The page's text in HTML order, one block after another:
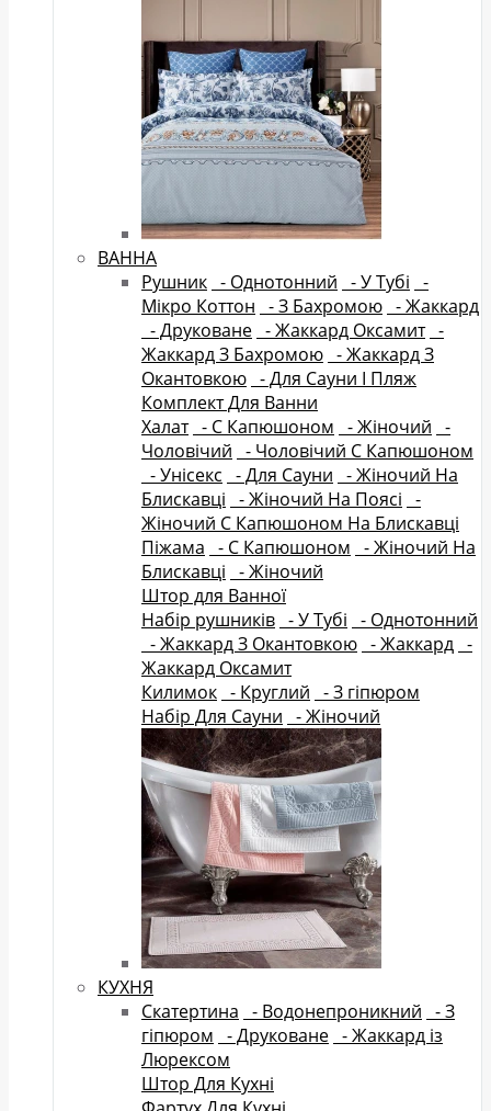
ВАННА
Рушник - Однотонний - У Тубі -
Мікро Коттон - З Бахромою - Жаккард
- Друковане - Жаккард Оксамит -
Жаккард З Бахромою - Жаккард З
Окантовкою - Для Сауни І Пляж
Комплект Для Ванни
Халат - C Капюшоном - Жіночий -
Чоловічий - Чоловічий C Капюшоном
- Унісекс - Для Сауни - Жіночий На
Блискавці - Жіночий На Поясі -
Жіночий C Капюшоном На Блискавці
Піжама - C Капюшоном - Жіночий На
Блискавці - Жіночий
Штор для Ванної
Набір рушників - У Тубі - Однотонний
- Жаккард З Окантовкою - Жаккард -
Жаккард Оксамит
Килимок - Круглий - З гіпюром
Набір Для Сауни - Жіночий
КУХНЯ
Скатертина - Водонепроникний - З
гіпюром - Друковане - Жаккард із
Люрексом
Штор Для Кухні